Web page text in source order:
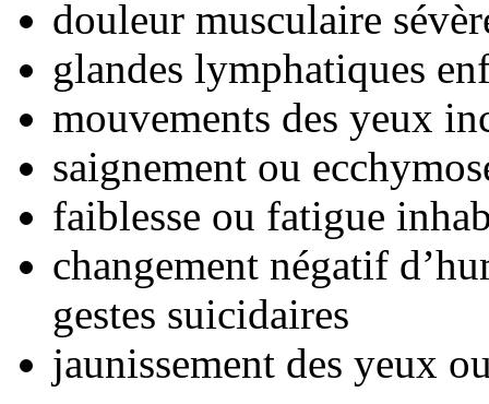
douleur musculaire
glandes lymphatiques
mouvements des yeux
saignement ou
faiblesse ou fatigue
changement négatif
gestes suicidaires
jaunissement des yeux